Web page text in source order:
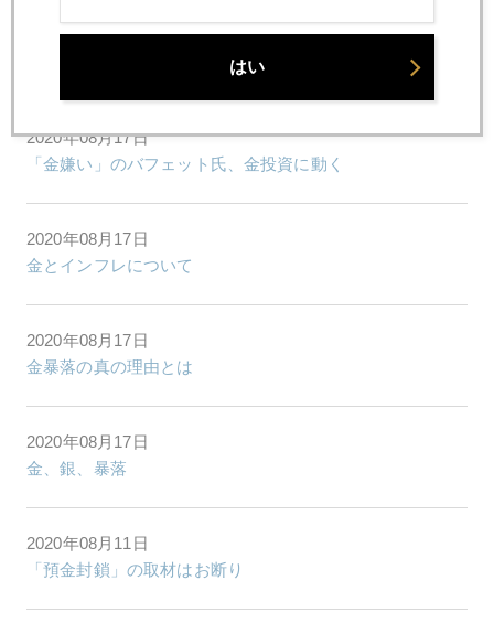
2020年08月18日
バフェット効果、金２０００ドル再接近
2020年08月17日
「金嫌い」のバフェット氏、金投資に動く
2020年08月17日
金とインフレについて
2020年08月17日
金暴落の真の理由とは
2020年08月17日
金、銀、暴落
2020年08月11日
「預金封鎖」の取材はお断り
はい